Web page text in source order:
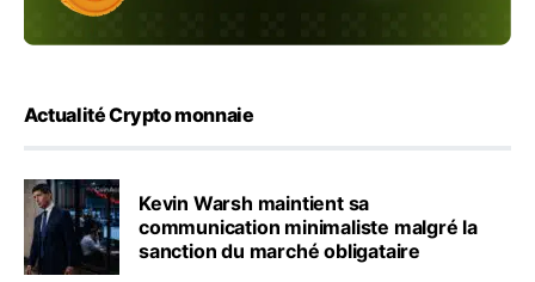
Actualité Crypto monnaie
Kevin Warsh maintient sa
communication minimaliste malgré la
sanction du marché obligataire